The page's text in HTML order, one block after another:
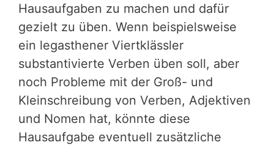
Hausaufgaben zu machen und dafür
gezielt zu üben. Wenn beispielsweise
ein legasthener Viertklässler
substantivierte Verben üben soll, aber
noch Probleme mit der Groß- und
Kleinschreibung von Verben, Adjektiven
und Nomen hat, könnte diese
Hausaufgabe eventuell zusätzliche